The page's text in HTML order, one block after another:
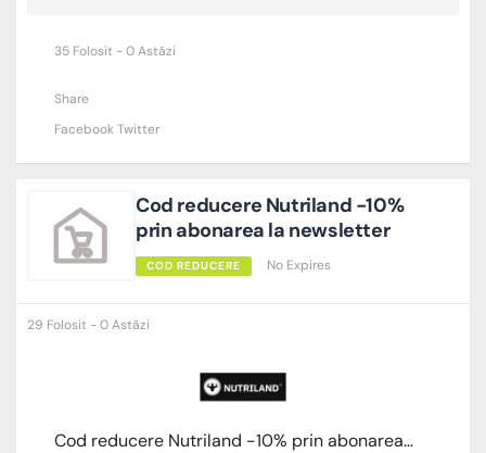
35 Folosit - 0 Astăzi
Share
FacebookTwitter
Cod reducere Nutriland -10%
prin abonarea la newsletter
COD REDUCERE No Expires
29 Folosit - 0 Astăzi
Cod reducere Nutriland -10% prin abonarea la newsletter